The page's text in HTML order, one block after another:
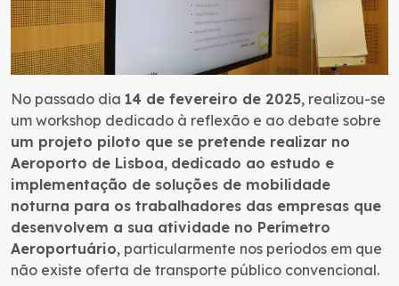
No passado dia 14 de fevereiro de 2025, realizou-se
um workshop dedicado à reflexão e ao debate sobre
um projeto piloto que se pretende realizar no
Aeroporto de Lisboa, dedicado ao estudo e
implementação de soluções de mobilidade
noturna para os trabalhadores das empresas que
desenvolvem a sua atividade no Perímetro
Aeroportuário, particularmente nos períodos em que
não existe oferta de transporte público convencional.